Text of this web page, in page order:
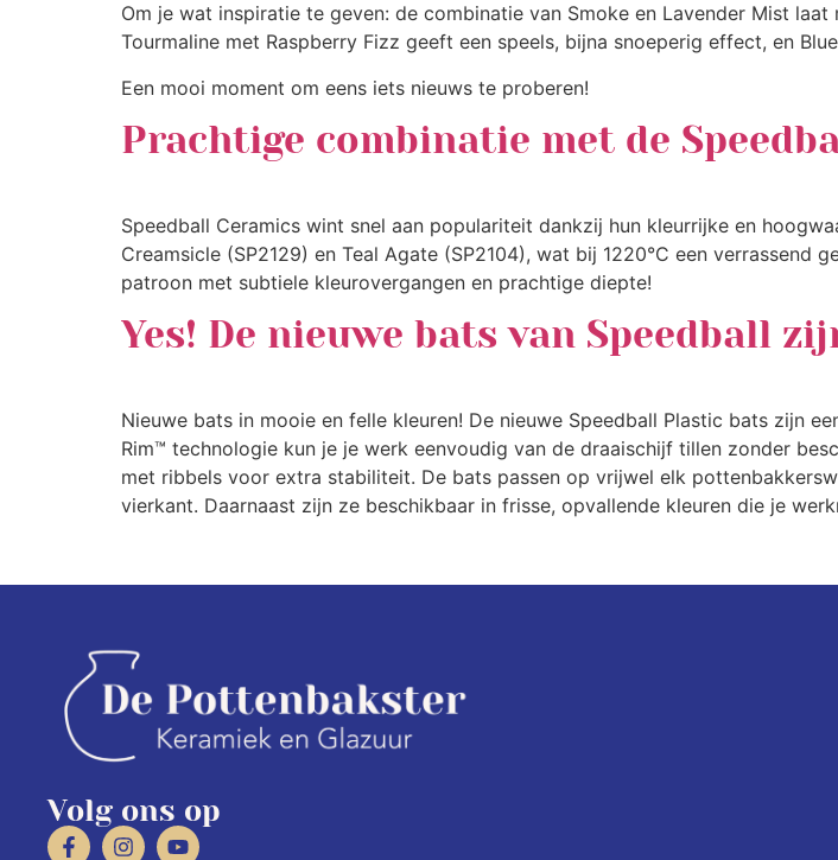
Om je wat inspiratie te geven: de combinatie van Smoke en Lavender Mist
Tourmaline met Raspberry Fizz geeft een speels, bijna snoeperig effect, en
Een mooi moment om eens iets nieuws te proberen!
Prachtige combinatie met de
Speedball Ceramics wint snel aan populariteit dankzij hun kleurrijke en
Creamsicle (SP2129) en Teal Agate (SP2104), wat bij 1220°C een
patroon met subtiele kleurovergangen en prachtige diepte!
Yes! De nieuwe bats van Speedball
Nieuwe bats in mooie en felle kleuren! De nieuwe Speedball Plastic bats zijn
Rim™ technologie kun je je werk eenvoudig van de draaischijf tillen zonder
met ribbels voor extra stabiliteit. De bats passen op vrijwel elk
vierkant. Daarnaast zijn ze beschikbaar in frisse, opvallende kleuren die je
Volg ons op